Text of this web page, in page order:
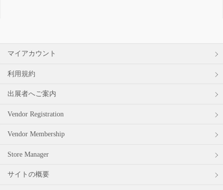
マイアカウント
利用規約
出展者へご案内
Vendor Registration
Vendor Membership
Store Manager
サイトの概要